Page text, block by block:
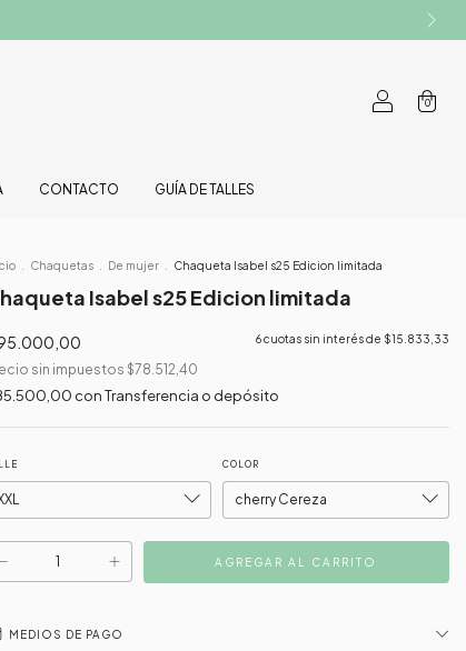
0
CONTACTO GUÍA DE TALLES
Chaquetas De mujer Chaqueta Isabel s25 Edicion limitada
Isabel s25 Edicion limitada
6cuotas sin interés de $15.833,33
sin impuestos $78.512,40
conTransferencia o depósito
COLOR
MEDIOS DE PAGO